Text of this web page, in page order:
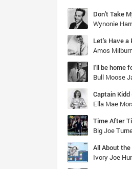
Don't Take
Wynonie
Let's Have a
Amos
I'll be home
Bull Moose
Captain Kidd
Ella Mae
Time After
Big Joe
All About the
Ivory Joe